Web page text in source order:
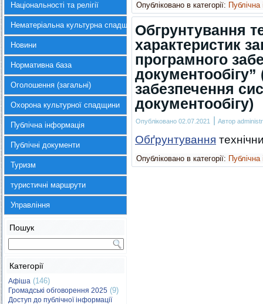
Національності та релігії
Нематеріальна культурна спадщина
Новини
Нормативна база
Оголошення (загальні)
Охорона культурної спадщини
Публічна інформація
Публічні документи
Туризм
туристичні маршрути
Управління
Пошук
Категорії
Афіша (146)
Громадські обговорення 2025 (9)
Доступ до публічної інформації
Опубліковано в категорії: Публічна
Обгрунтування
характеристик
програмного
забезпечення
документообігу)
Опубліковано 02.07.2021 | Автор
Обґрунтування
Опубліковано в категорії: Публічна